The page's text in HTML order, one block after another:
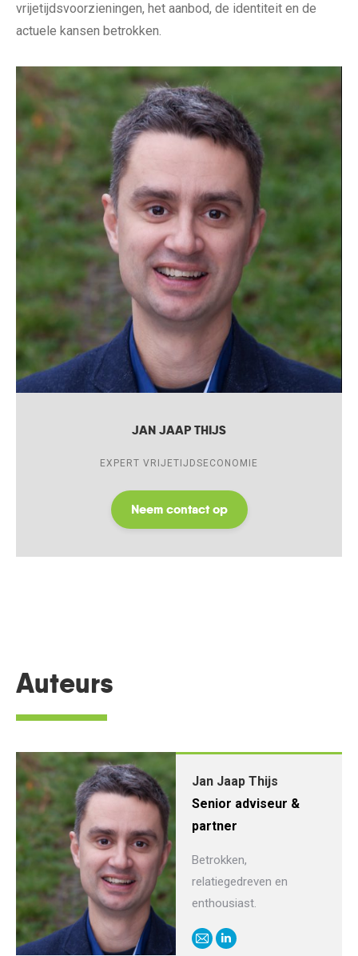
vrijetijdsvoorzieningen, het aanbod, de identiteit en de
actuele kansen betrokken.
JAN JAAP THIJS
EXPERT VRIJETIJDSECONOMIE
Neem contact op
Auteurs
Jan Jaap Thijs
Senior adviseur &
partner
Betrokken,
relatiegedreven en
enthousiast.
E-
Linkedin